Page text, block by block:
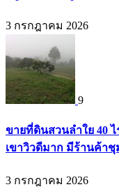
3 กรกฎาคม 2026
9
ขายที่ดินสวนลำใย 40
เขาวิวดีมาก มีร้านค้าชุ
3 กรกฎาคม 2026